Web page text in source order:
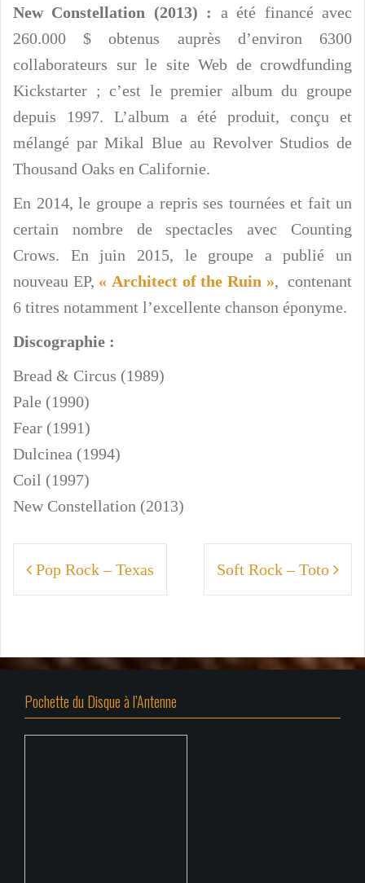
New Constellation (2013) : a été financé avec
260.000 $ obtenus auprès d’environ 6300
collaborateurs sur le site Web de crowdfunding
Kickstarter ; c’est le premier album du groupe
depuis 1997. L’album a été produit, conçu et
mélangé par Mikal Blue au Revolver Studios de
Thousand Oaks en Californie.
En 2014, le groupe a repris ses tournées et fait un
certain nombre de spectacles avec Counting
Crows. En juin 2015, le groupe a publié un
nouveau EP, « Architect of the Ruin », contenant
6 titres notamment l’excellente chanson éponyme.
Discographie :
Bread & Circus (1989)
Pale (1990)
Fear (1991)
Dulcinea (1994)
Coil (1997)
New Constellation (2013)
Navigation
de Pop Rock – Texas Soft Rock – Toto
Pochette du Disque à l’Antenne